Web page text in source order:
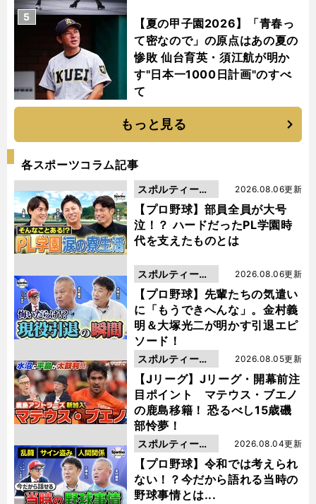
【夏の甲子園2026】「青春っ
て密なので」の原点はあの夏の
惨敗 仙台育英・須江航が明か
す"日本一1000日計画"のすべ
て
5
もっと見る
各スポーツコラム記事
【プロ野球】部員全員が大号
泣！？ ハードだったPL学園時
代を支えたものとは
2026.08.06更新
スポルティーバ
動画
【プロ野球】先輩たちの気遣い
に「もうできへんな」。金村義
明＆大塚光二が明かす引退エピ
ソード！
2026.08.06更新
スポルティーバ
動画
【Jリーグ】Jリーグ・開幕前注
目ポイント マテウス・ブエノ
の鹿島移籍！ 恐るべし15歳磯
部怜夢！
2026.08.05更新
スポルティーバ
動画
【プロ野球】令和では考えられ
ない！？今だから語れる当時の
野球事情とは...
2026.08.04更新
スポルティーバ
動画